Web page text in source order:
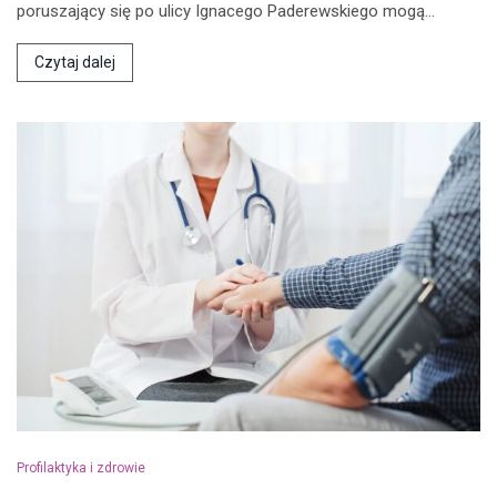
poruszający się po ulicy Ignacego Paderewskiego mogą…
Czytaj dalej
Profilaktyka i zdrowie